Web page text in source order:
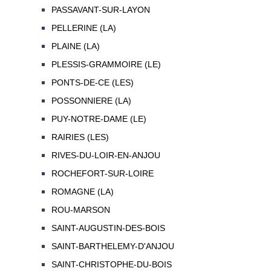
PASSAVANT-SUR-LAYON
PELLERINE (LA)
PLAINE (LA)
PLESSIS-GRAMMOIRE (LE)
PONTS-DE-CE (LES)
POSSONNIERE (LA)
PUY-NOTRE-DAME (LE)
RAIRIES (LES)
RIVES-DU-LOIR-EN-ANJOU
ROCHEFORT-SUR-LOIRE
ROMAGNE (LA)
ROU-MARSON
SAINT-AUGUSTIN-DES-BOIS
SAINT-BARTHELEMY-D'ANJOU
SAINT-CHRISTOPHE-DU-BOIS